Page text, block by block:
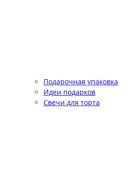
Подарочная упаковка
Идеи подарков
Свечи для торта